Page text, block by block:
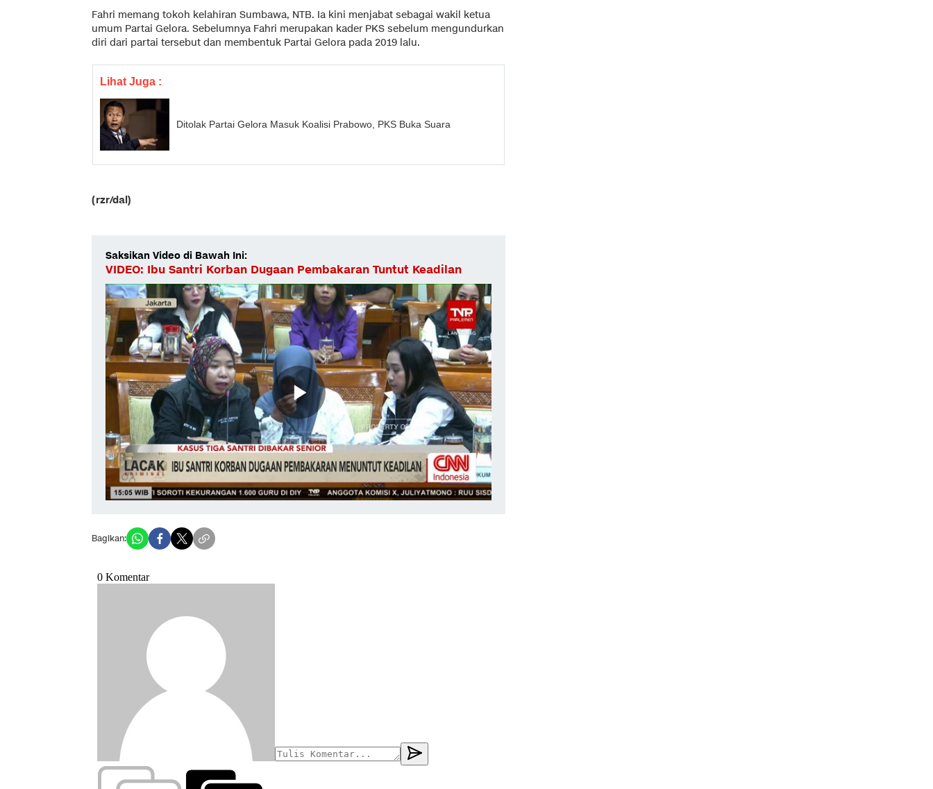
Fahri memang tokoh kelahiran Sumbawa, NTB. Ia kini menjabat sebagai wakil ketua
umum Partai Gelora. Sebelumnya Fahri merupakan kader PKS sebelum mengundurkan
diri dari partai tersebut dan membentuk Partai Gelora pada 2019 lalu.
Lihat Juga :
Ditolak Partai Gelora Masuk Koalisi Prabowo, PKS Buka Suara
(rzr/dal)
Saksikan Video di Bawah Ini:
VIDEO: Ibu Santri Korban Dugaan Pembakaran Tuntut Keadilan
Bagikan: